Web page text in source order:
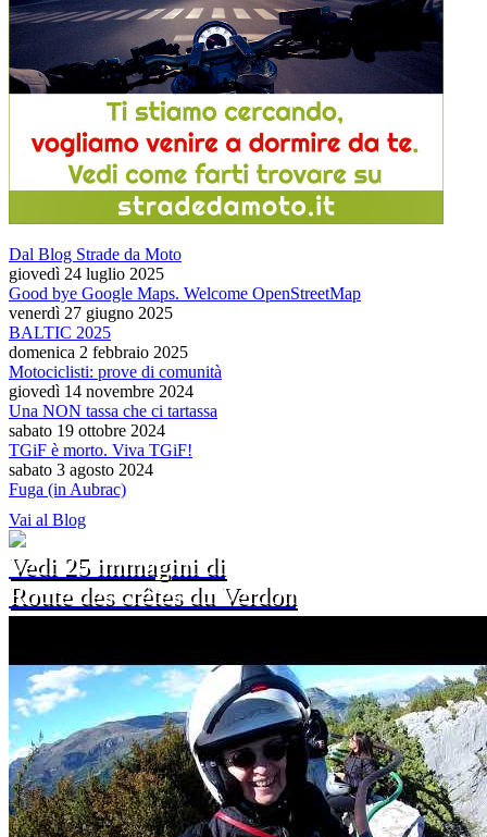
Dal Blog Strade da Moto
giovedì 24 luglio 2025
Good bye Google Maps. Welcome OpenStreetMap
venerdì 27 giugno 2025
BALTIC 2025
domenica 2 febbraio 2025
Motociclisti: prove di comunità
giovedì 14 novembre 2024
Una NON tassa che ci tartassa
sabato 19 ottobre 2024
TGiF è morto. Viva TGiF!
sabato 3 agosto 2024
Fuga (in Aubrac)
Vai al Blog
Vedi 25 immagini di
Route des crêtes du Verdon